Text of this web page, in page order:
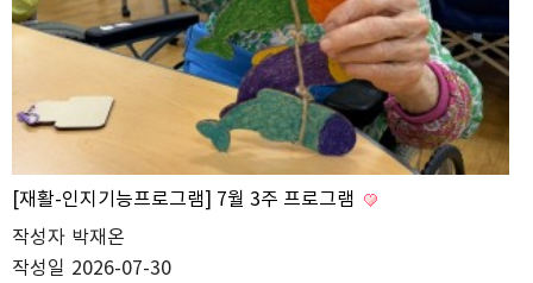
[재활-인지기능프로그램] 7월 3주 프로그램
작성자 박재온
작성일 2026-07-30